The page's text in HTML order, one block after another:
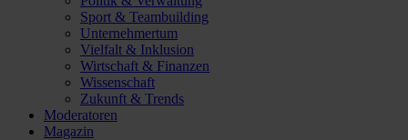
Sport & Teambuilding
Unternehmertum
Vielfalt & Inklusion
Wirtschaft & Finanzen
Wissenschaft
Zukunft & Trends
Moderatoren
Magazin